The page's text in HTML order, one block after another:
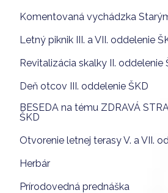
Komentovaná vychádzka
Letný piknik III. a VII. oddelenie
Revitalizácia skalky II. oddelenie
Deň otcov III. oddelenie ŠKD
BESEDA na tému ZDRAVÁ
ŠKD
Otvorenie letnej terasy V. a VII.
Herbár
Prírodovedná prednáška